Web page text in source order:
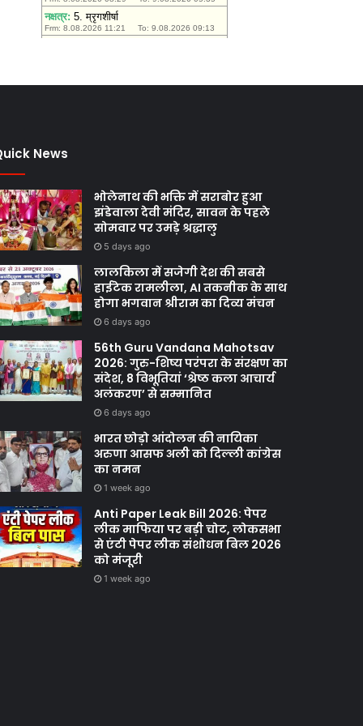
News
भोलेनाथ की भक्ति में सराबोर हुआ
झंडेवाला देवी मंदिर, सावन के पहले
सोमवार पर उमड़े श्रद्धालु
5 days ago
लालकिला में सजेगी देश की सबसे
हाईटेक रामलीला, AI तकनीक के साथ
होगा भगवान श्रीराम का दिव्य मंचन
6 days ago
56th Guru Vandana Mahotsav
2026: गुरु-शिष्य परंपरा के संरक्षण का
संदेश, 8 विभूतियां ‘श्रेष्ठ कला आचार्य
अलंकरण’ से सम्मानित
6 days ago
भारत छोड़ो आंदोलन की नायिका
अरुणा आसफ अली को दिल्ली कांग्रेस
का नमन
1 week ago
Anti Paper Leak Bill 2026: पेपर
लीक माफिया पर बड़ी चोट, लोकसभा
से एंटी पेपर लीक संशोधन बिल 2026
को मंजूरी
1 week ago